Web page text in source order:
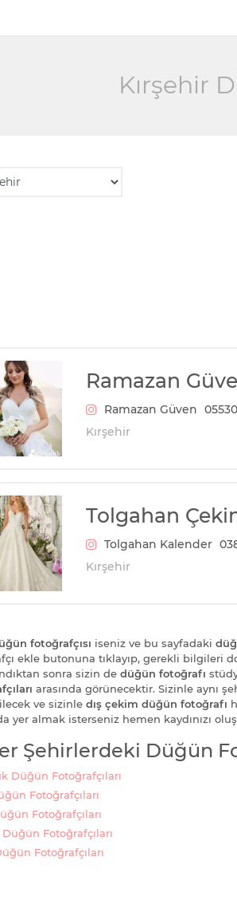
Kırşehir
Ramazan
Ramazan Güven
Kırşehir
Tolgahan
Tolgahan Kalender
Kırşehir
fotoğrafçısı iseniz ve bu sayfadaki
ekle butonuna tıklayıp, gerekli bilgileri
sonra sizin de düğün fotoğrafı
arasında görünecektir. Sizinle aynı
ve sizinle dış çekim düğün fotoğrafı
yer almak isterseniz hemen kaydınızı
Şehirlerdeki Düğün
Düğün Fotoğrafçıları
Fotoğrafçıları
Fotoğrafçıları
Fotoğrafçıları
Fotoğrafçıları